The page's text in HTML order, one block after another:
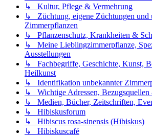
↳ Kultur, Pflege & Vermehrung
↳ Züchtung, eigene Züchtungen und
Zimmerpflanzen
↳ Pflanzenschutz, Krankheiten &
↳ Meine Lieblingzimmerpflanze,
Ausstellungen
↳ Fachbegriffe, Geschichte, Kunst,
Heilkunst
↳ Identifikation unbekannter
↳ Wichtige Adressen,
↳ Medien, Bücher, Zeitschriften,
↳ Hibiskusforum
↳ Hibiscus rosa-sinensis (Hibiskus)
↳ Hibiskuscafé